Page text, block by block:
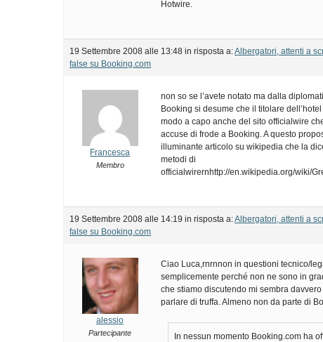
Hotwire.
19 Settembre 2008 alle 13:48 in risposta a:Albergatori, attenti a
false su Booking.com
Francesca
Membro
non so se l’avete notato ma dalla
Booking si desume che il titolare
modo a capo anche del sito officialwire
accuse di frode a Booking. A questo
illuminante articolo su wikipedia che la
metodi di
officialwirernhttp://en.wikipedia.org/wiki/
19 Settembre 2008 alle 14:19 in risposta a:Albergatori, attenti a
false su Booking.com
alessio
Partecipante
Ciao Luca,rnrnnon in questioni tecnico/
semplicemente perché non ne sono in
che stiamo discutendo mi sembra
parlare di truffa. Almeno non da parte di
In nessun momento Booking.com ha